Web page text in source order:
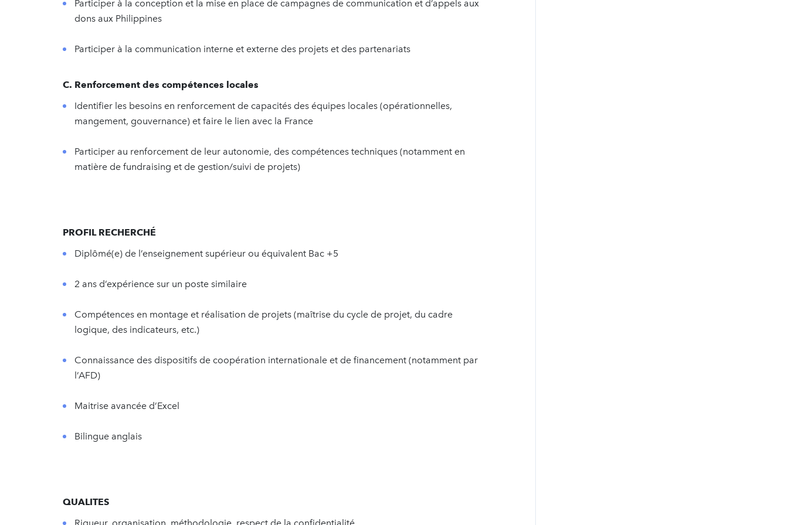
Participer à la conception et la mise en place de campagnes de communication et d’appels aux
dons aux Philippines
Participer à la communication interne et externe des projets et des partenariats
C. Renforcement des compétences locales
Identifier les besoins en renforcement de capacités des équipes locales (opérationnelles,
mangement, gouvernance) et faire le lien avec la France
Participer au renforcement de leur autonomie, des compétences techniques (notamment en
matière de fundraising et de gestion/suivi de projets)
PROFIL RECHERCHÉ
Diplômé(e) de l’enseignement supérieur ou équivalent Bac +5
2 ans d’expérience sur un poste similaire
Compétences en montage et réalisation de projets (maîtrise du cycle de projet, du cadre
logique, des indicateurs, etc.)
Connaissance des dispositifs de coopération internationale et de financement (notamment par
l’AFD)
Maitrise avancée d’Excel
Bilingue anglais
QUALITES